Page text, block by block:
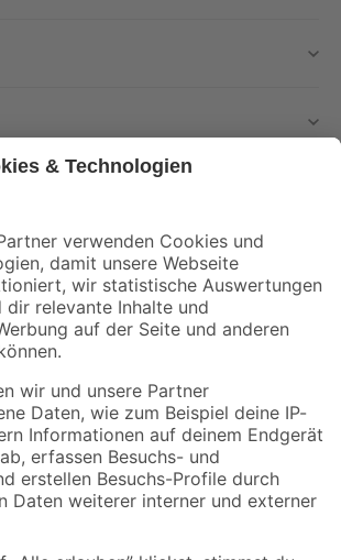
Angebote und Aktionen mehr verpassen!
Versandarten